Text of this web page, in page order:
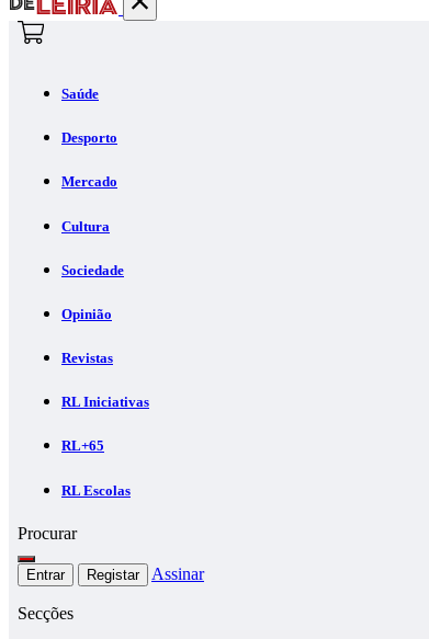
Saúde
Desporto
Mercado
Cultura
Sociedade
Opinião
Revistas
RL Iniciativas
RL+65
RL Escolas
Procurar
Entrar Registar Assinar
Secções